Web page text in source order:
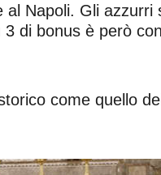
Napoli. Gli azzurri
di bonus è però
come quello